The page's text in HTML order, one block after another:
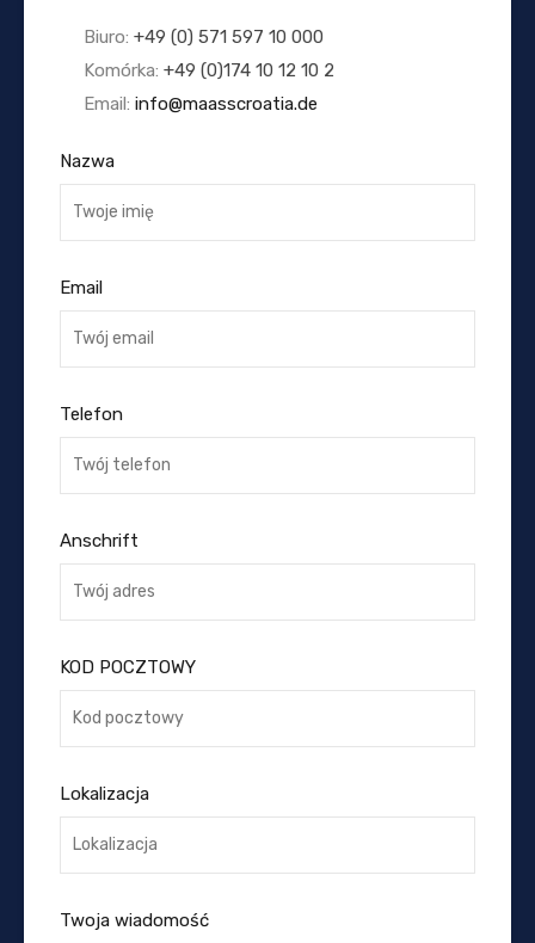
Biuro: +49 (0) 571 597 10 000
Komórka: +49 (0)174 10 12 10 2
Email: info@maasscroatia.de
Nazwa
Email
Telefon
Anschrift
KOD POCZTOWY
Lokalizacja
Twoja wiadomość